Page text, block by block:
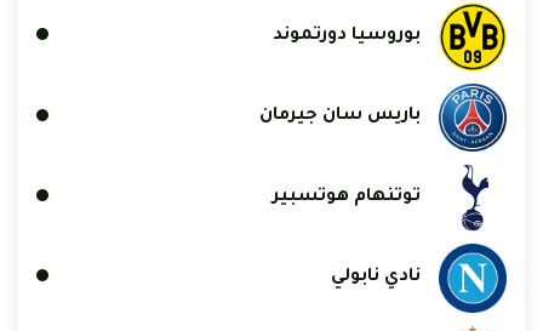
بوروسيا دورتموند
باريس سان جيرمان
توتنهام هوتسبير
نادي نابولي